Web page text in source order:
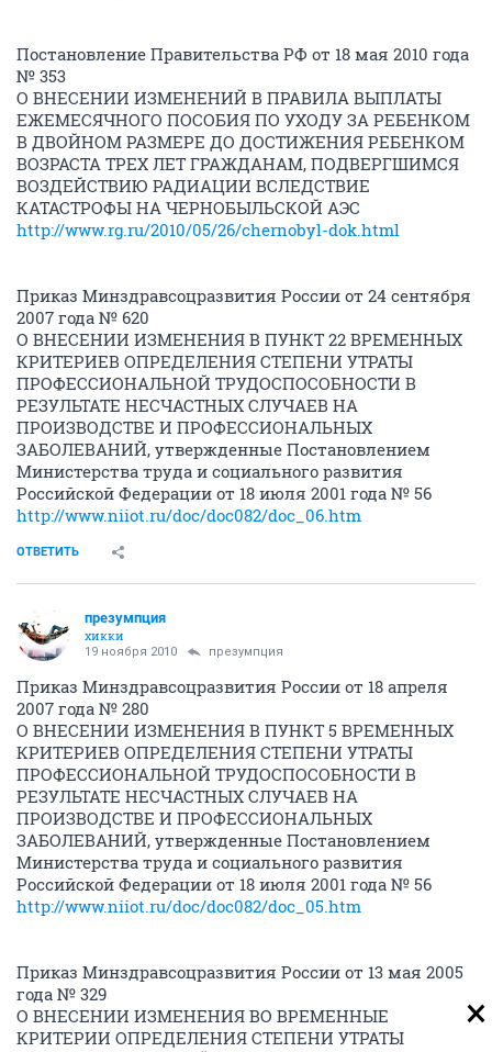
Постановление Правительства РФ от 18 мая 2010 года
№ 353
О ВНЕСЕНИИ ИЗМЕНЕНИЙ В ПРАВИЛА ВЫПЛАТЫ
ЕЖЕМЕСЯЧНОГО ПОСОБИЯ ПО УХОДУ ЗА РЕБЕНКОМ
В ДВОЙНОМ РАЗМЕРЕ ДО ДОСТИЖЕНИЯ РЕБЕНКОМ
ВОЗРАСТА ТРЕХ ЛЕТ ГРАЖДАНАМ, ПОДВЕРГШИМСЯ
ВОЗДЕЙСТВИЮ РАДИАЦИИ ВСЛЕДСТВИЕ
КАТАСТРОФЫ НА ЧЕРНОБЫЛЬСКОЙ АЭС
http://www.rg.ru/2010/05/26/chernobyl-dok.html
Приказ Минздравсоцразвития России от 24 сентября
2007 года № 620
О ВНЕСЕНИИ ИЗМЕНЕНИЯ В ПУНКТ 22 ВРЕМЕННЫХ
КРИТЕРИЕВ ОПРЕДЕЛЕНИЯ СТЕПЕНИ УТРАТЫ
ПРОФЕССИОНАЛЬНОЙ ТРУДОСПОСОБНОСТИ В
РЕЗУЛЬТАТЕ НЕСЧАСТНЫХ СЛУЧАЕВ НА
ПРОИЗВОДСТВЕ И ПРОФЕССИОНАЛЬНЫХ
ЗАБОЛЕВАНИЙ, утвержденные Постановлением
Министерства труда и социального развития
Российской Федерации от 18 июля 2001 года № 56
http://www.niiot.ru/doc/doc082/doc_06.htm
ОТВЕТИТЬ
презумпция
хикки
19 ноября 2010 презумпция
Приказ Минздравсоцразвития России от 18 апреля
2007 года № 280
О ВНЕСЕНИИ ИЗМЕНЕНИЯ В ПУНКТ 5 ВРЕМЕННЫХ
КРИТЕРИЕВ ОПРЕДЕЛЕНИЯ СТЕПЕНИ УТРАТЫ
ПРОФЕССИОНАЛЬНОЙ ТРУДОСПОСОБНОСТИ В
РЕЗУЛЬТАТЕ НЕСЧАСТНЫХ СЛУЧАЕВ НА
ПРОИЗВОДСТВЕ И ПРОФЕССИОНАЛЬНЫХ
ЗАБОЛЕВАНИЙ, утвержденные Постановлением
Министерства труда и социального развития
Российской Федерации от 18 июля 2001 года № 56
http://www.niiot.ru/doc/doc082/doc_05.htm
Приказ Минздравсоцразвития России от 13 мая 2005
года № 329
О ВНЕСЕНИИ ИЗМЕНЕНИЯ ВО ВРЕМЕННЫЕ
КРИТЕРИИ ОПРЕДЕЛЕНИЯ СТЕПЕНИ УТРАТЫ